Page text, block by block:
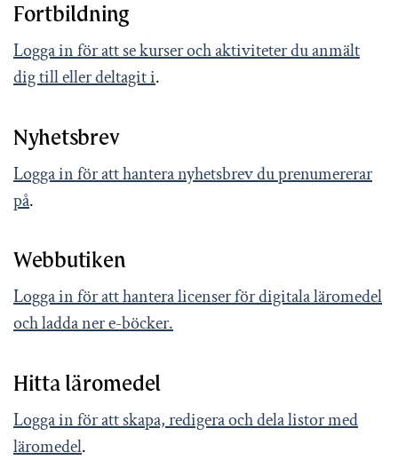
Fortbildning
Logga in för att se kurser och aktiviteter du anmält
dig till eller deltagit i.
Nyhetsbrev
Logga in för att hantera nyhetsbrev du prenumererar
på.
Webbutiken
Logga in för att hantera licenser för digitala läromedel
och ladda ner e-böcker.
Hitta läromedel
Logga in för att skapa, redigera och dela listor med
läromedel.